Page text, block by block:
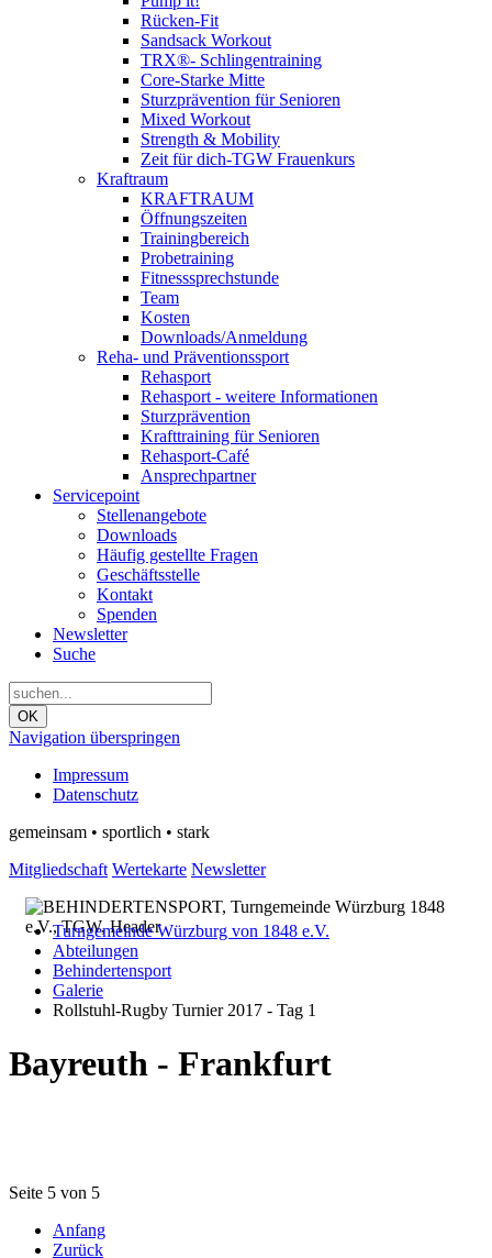
Rücken-Fit
Sandsack Workout
TRX®- Schlingentraining
Core-Starke Mitte
Sturzprävention für Senioren
Mixed Workout
Strength & Mobility
Zeit für dich-TGW Frauenkurs
Kraftraum
KRAFTRAUM
Öffnungszeiten
Trainingbereich
Probetraining
Fitnesssprechstunde
Team
Kosten
Downloads/Anmeldung
Reha- und Präventionssport
Rehasport
Rehasport - weitere Informationen
Sturzprävention
Krafttraining für Senioren
Rehasport-Café
Ansprechpartner
Servicepoint
Stellenangebote
Downloads
Häufig gestellte Fragen
Geschäftsstelle
Kontakt
Spenden
Newsletter
Suche
OK
Navigation überspringen
Impressum
Datenschutz
gemeinsam • sportlich • stark
Mitgliedschaft Wertekarte Newsletter
Turngemeinde Würzburg von 1848 e.V.
Abteilungen
Behindertensport
Galerie
Rollstuhl-Rugby Turnier 2017 - Tag 1
Bayreuth - Frankfurt
Seite 5 von 5
Anfang
Zurück